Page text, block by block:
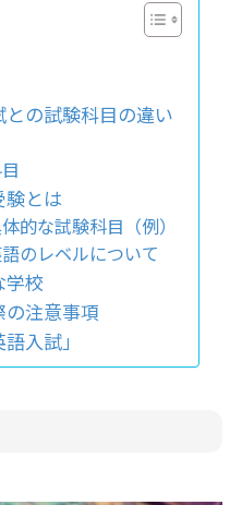
の試験科目の違い
験とは
的な試験科目（例）
のレベルについて
学校
注意事項
入試」